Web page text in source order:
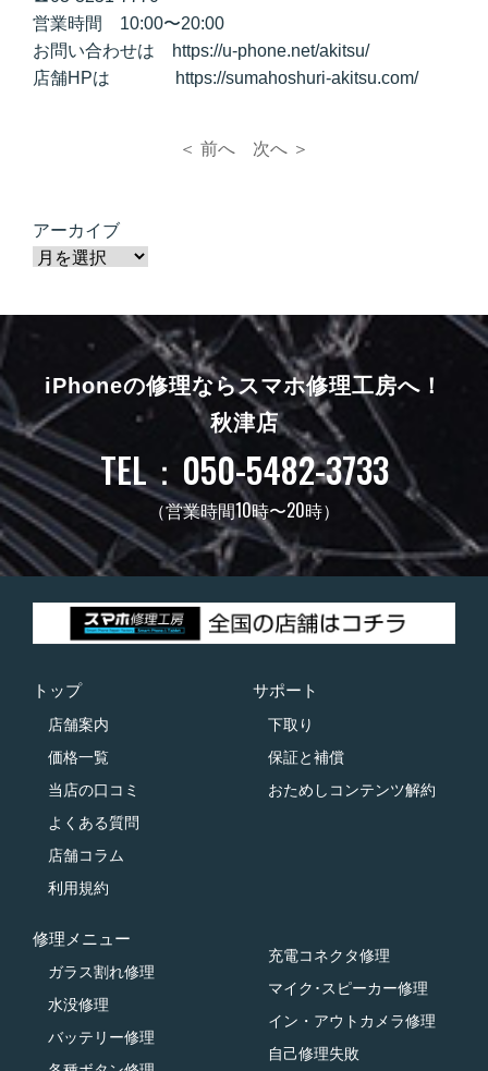
営業時間 10:00〜20:00
お問い合わせは https://u-phone.net/akitsu/
店舗HPは https://sumahoshuri-akitsu.com/
＜ 前へ 次へ ＞
アーカイブ
iPhoneの修理ならスマホ修理工房へ！
秋津店
TEL：050-5482-3733
（営業時間10時〜20時）
トップ
店舗案内
価格一覧
当店の口コミ
よくある質問
店舗コラム
利用規約
サポート
下取り
保証と補償
おためしコンテンツ解約
修理メニュー
ガラス割れ修理
水没修理
バッテリー修理
充電コネクタ修理
マイク･スピーカー修理
イン・アウトカメラ修理
自己修理失敗